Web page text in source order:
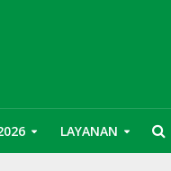
LAYANAN